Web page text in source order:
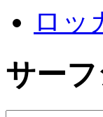
ロッ
サー